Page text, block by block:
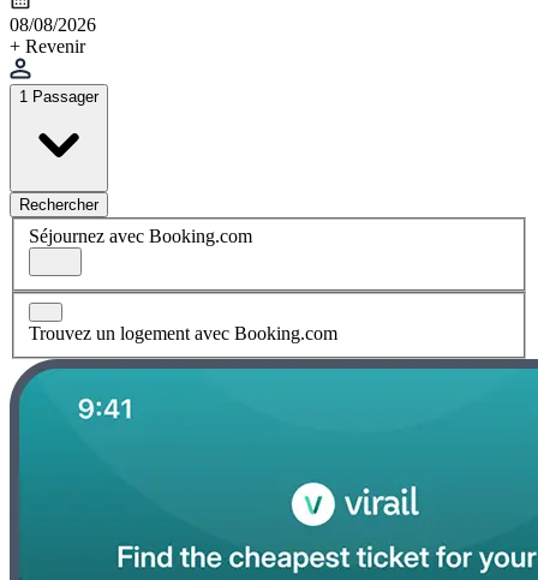
08/08/2026
+ Revenir
1 Passager
Rechercher
Séjournez avec Booking.com
Trouvez un logement avec Booking.com